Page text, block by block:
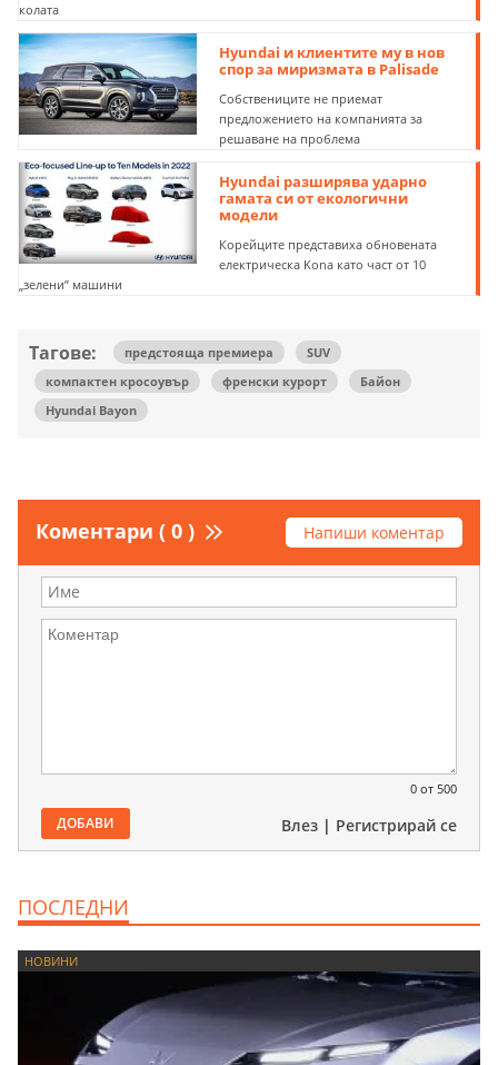
колата
Hyundai и клиентите му в нов
спор за миризмата в Palisade
Собствениците не приемат
предложението на компанията за
решаване на проблема
Hyundai разширява ударно
гамата си от екологични
модели
Корейците представиха обновената
електрическа Kona като част от 10
„зелени” машини
Тагове: предстояща премиера
SUV
компактен кросоувър
френски курорт
Байон
Hyundai Bayon
Коментари ( 0 ) Напиши коментар
0 от 500
ДОБАВИ Влез | Регистрирай се
ПОСЛЕДНИ
НОВИНИ